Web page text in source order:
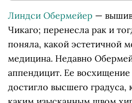
Линдси Обермейер —
Чикаго; перенесла рак и
поняла, какой эстетичной
медицина. Недавно
аппендицит. Ее
достигло высшего градуса,